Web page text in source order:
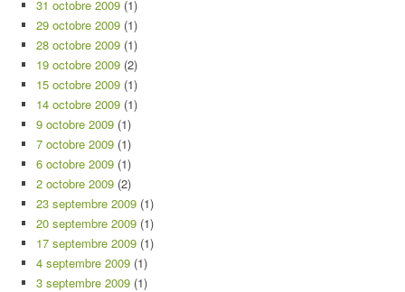
31 octobre 2009 (1)
29 octobre 2009 (1)
28 octobre 2009 (1)
19 octobre 2009 (2)
15 octobre 2009 (1)
14 octobre 2009 (1)
9 octobre 2009 (1)
7 octobre 2009 (1)
6 octobre 2009 (1)
2 octobre 2009 (2)
23 septembre 2009 (1)
20 septembre 2009 (1)
17 septembre 2009 (1)
4 septembre 2009 (1)
3 septembre 2009 (1)